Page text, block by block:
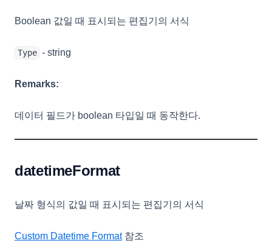
Boolean 값일 때 표시되는 편집기의 서식
Type - string
Remarks:
데이터 필드가 boolean 타입일 때 동작한다.
datetimeFormat
날짜 형식의 값일 때 표시되는 편집기의 서식
Custom Datetime Format참조